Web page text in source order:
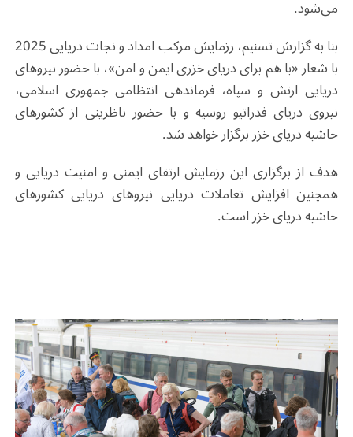
می‌شود.
بنا به گزارش تسنیم، رزمایش مرکب امداد و نجات دریایی 2025
با شعار «با هم برای دریای خزری ایمن و امن»، با حضور نیروهای
دریایی ارتش و سپاه، فرماندهی انتظامی جمهوری اسلامی،
نیروی دریای فدراتیو روسیه و با حضور ناظرینی از کشورهای
حاشیه دریای خزر برگزار خواهد شد.
هدف از برگزاری این رزمایش ارتقای ایمنی و امنیت دریایی و
همچنین افزایش تعاملات دریایی نیروهای دریایی کشورهای
حاشیه دریای خزر است.